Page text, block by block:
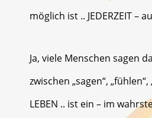
möglich ist .. JEDERZEIT –
Ja, viele Menschen sagen
zwischen „sagen“,
LEBEN .. ist ein – im